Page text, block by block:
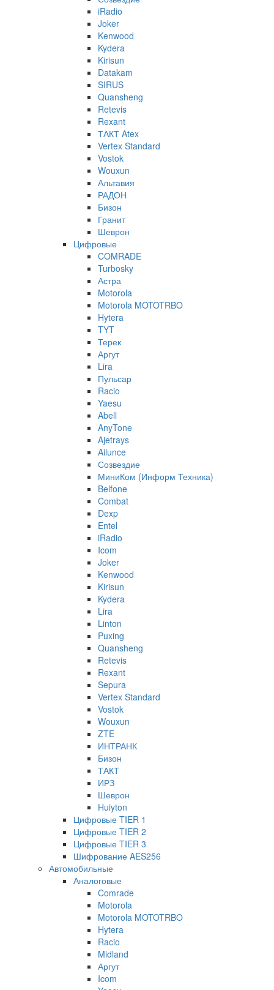
iRadio
Joker
Kenwood
Kydera
Kirisun
Datakam
SIRUS
Quansheng
Retevis
Rexant
ТАКТ Atex
Vertex Standard
Vostok
Wouxun
Альтавия
РАДОН
Бизон
Гранит
Шеврон
Цифровые
COMRADE
Turbosky
Астра
Motorola
Motorola MOTOTRBO
Hytera
TYT
Терек
Аргут
Lira
Пульсар
Racio
Yaesu
Abell
AnyTone
Ajetrays
Ailunce
Созвездие
МиниКом (Информ Техника)
Belfone
Combat
Dexp
Entel
iRadio
Icom
Joker
Kenwood
Kirisun
Kydera
Lira
Linton
Puxing
Quansheng
Retevis
Rexant
Sepura
Vertex Standard
Vostok
Wouxun
ZTE
ИНТРАНК
Бизон
ТАКТ
ИРЗ
Шеврон
Huiyton
Цифровые TIER 1
Цифровые TIER 2
Цифровые TIER 3
Шифрование AES256
Автомобильные
Аналоговые
Comrade
Motorola
Motorola MOTOTRBO
Hytera
Racio
Midland
Аргут
Icom